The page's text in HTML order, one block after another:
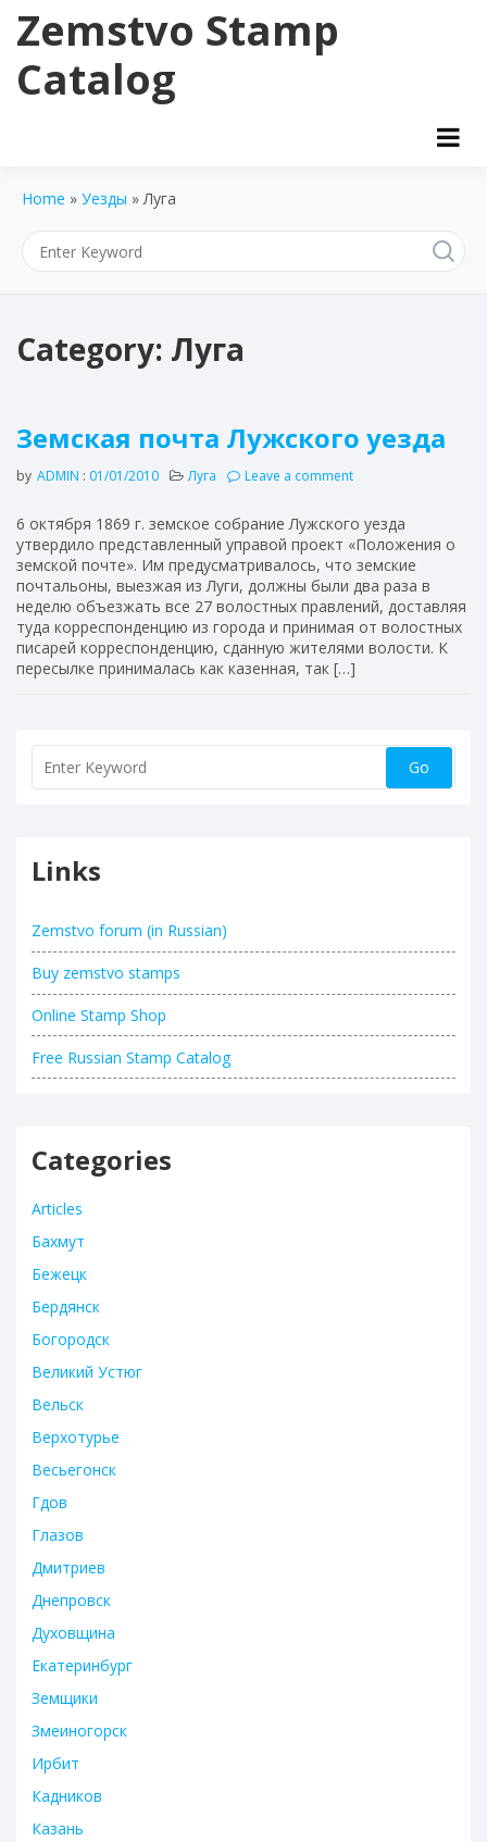
content
Zemstvo Stamp
Catalog
Home » Уезды »Луга
Category: Луга
Земская почта Лужского уезда
by ADMIN : 01/01/2010 Луга Leave a comment
6 октября 1869 г. земское собрание Лужского уезда
утвердило представленный управой проект «Положения о
земской почте». Им предусматривалось, что земские
почтальоны, выезжая из Луги, должны были два раза в
неделю объезжать все 27 волостных правлений, доставляя
туда корреспонденцию из города и принимая от волостных
писарей корреспонденцию, сданную жителями волости. К
пересылке принималась как казенная, так […]
Links
Zemstvo forum (in Russian)
Buy zemstvo stamps
Online Stamp Shop
Free Russian Stamp Catalog
Categories
Articles
Бахмут
Бежецк
Бердянск
Богородск
Великий Устюг
Вельск
Верхотурье
Весьегонск
Гдов
Глазов
Дмитриев
Днепровск
Духовщина
Екатеринбург
Земщики
Змеиногорск
Ирбит
Кадников
Казань